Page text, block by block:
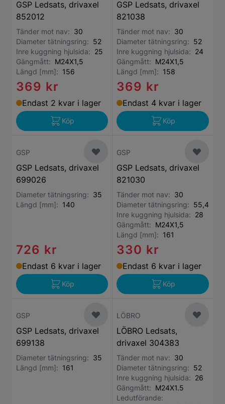
GSP Ledsats, drivaxel
852012
Tänder mot nav: 30
Diameter tätningsring: 52
Inre kuggning hjulsida: 25
Gängmått: M24X1,5
Längd [mm]: 156
369 kr
Endast 2 kvar i lager
Köp
GSP Ledsats, drivaxel
821038
Tänder mot nav: 30
Diameter tätningsring: 52
Inre kuggning hjulsida: 24
Gängmått: M24X1,5
Längd [mm]: 158
369 kr
Endast 4 kvar i lager
Köp
GSP
GSP Ledsats, drivaxel
699026
Diameter tätningsring: 35
Längd [mm]: 140
726 kr
Endast 6 kvar i lager
Köp
GSP
GSP Ledsats, drivaxel
821030
Tänder mot nav: 30
Diameter tätningsring: 55,4
Inre kuggning hjulsida: 28
Gängmått: M24X1,5
Längd [mm]: 161
330 kr
Endast 6 kvar i lager
Köp
GSP
GSP Ledsats, drivaxel
699138
Diameter tätningsring: 35
Längd [mm]: 161
LÖBRO
LÖBRO Ledsats,
drivaxel 304383
Tänder mot nav: 30
Diameter tätningsring: 52
Inre kuggning hjulsida: 26
Gängmått: M24X1.5
Ledutförande: